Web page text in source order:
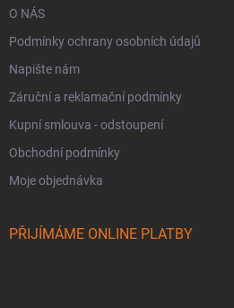
O NÁS
Podmínky ochrany osobních údajů
Napište nám
Záruční a reklamační podmínky
Kupní smlouva - odstoupení
Obchodní podmínky
Moje objednávka
PŘIJÍMÁME ONLINE PLATBY